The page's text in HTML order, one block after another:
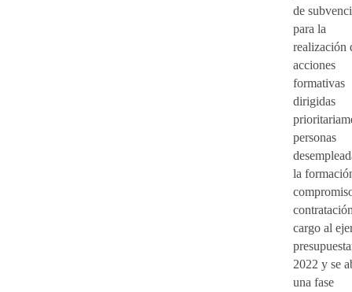
de
para la
realización
acciones
formativas
dirigidas
personas
la
cargo al
2022 y se
una fase